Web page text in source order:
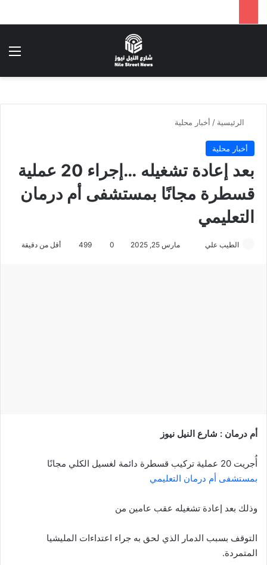
الرئيسية / أخبار محلية
أخبار محلية
بعد إعادة تشغيله …إجراء 20 عملية
قسطرة مجانًا بمستشفى أم درمان
التعليمي
الطيب علي مارس 25, 2025 0
499 أقل من دقيقة
أم درمان : شارع النيل نيوز
أُجريت 20 عملية تركيب قسطرة دائمة لغسيل الكلي مجانًا
بمستشفى أم درمان التعليمي
وذلك بعد إعادة تشغيله عقب عامين من
التوقف بسبب الدمار الذي لحق به جراء اعتداءات المليشيا
المتمردة.